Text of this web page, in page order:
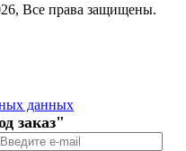
Все права защищены.
данных
заказ"